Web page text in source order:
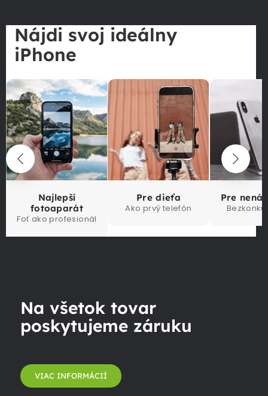
Nájdi svoj ideálny
iPhone
Najlepší
fotoaparát
Foť ako profesionál
Pre dieťa
Ako prvý telefón
Pre
Na všetok tovar
poskytujeme záruku
VIAC INFORMÁCIÍ